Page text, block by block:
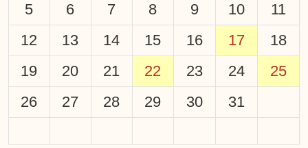
5
6 7 8 9 10
11
12
13 14 15 16 17
18
19
20 21 22 23 24
25
26
27 28 29 30 31